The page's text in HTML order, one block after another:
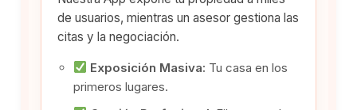
de usuarios, mientras un asesor gestiona las
citas y la negociación.
Exposición Masiva: Tu casa en los
primeros lugares.